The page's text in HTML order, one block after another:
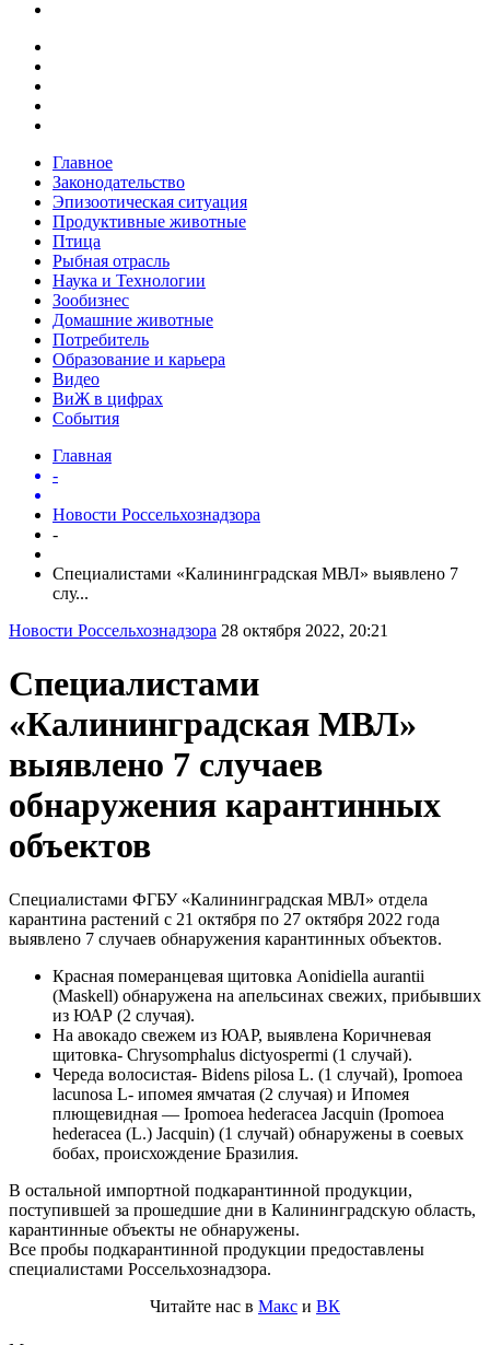
Главное
Законодательство
Эпизоотическая ситуация
Продуктивные животные
Птица
Рыбная отрасль
Наука и Технологии
Зообизнес
Домашние животные
Потребитель
Образование и карьера
Видео
ВиЖ в цифрах
События
Главная
-
Новости Россельхознадзора
-
Специалистами «Калининградская МВЛ» выявлено 7
слу...
Новости Россельхознадзора 28 октября 2022, 20:21
Специалистами
«Калининградская МВЛ»
выявлено 7 случаев
обнаружения карантинных
объектов
Специалистами ФГБУ «Калининградская МВЛ» отдела
карантина растений с 21 октября по 27 октября 2022 года
выявлено 7 случаев обнаружения карантинных объектов.
Красная померанцевая щитовка Aonidiella aurantii
(Maskell) обнаружена на апельсинах свежих, прибывших
из ЮАР (2 случая).
На авокадо свежем из ЮАР, выявлена Коричневая
щитовка- Chrysomphalus dictyospermi (1 случай).
Череда волосистая- Bidens pilosa L. (1 случай), Ipomoea
lacunosa L- ипомея ямчатая (2 случая) и Ипомея
плющевидная — Ipomoea hederacea Jacquin (Ipomoea
hederacea (L.) Jacquin) (1 случай) обнаружены в соевых
бобах, происхождение Бразилия.
В остальной импортной подкарантинной продукции,
поступившей за прошедшие дни в Калининградскую область,
карантинные объекты не обнаружены.
Все пробы подкарантинной продукции предоставлены
специалистами Россельхознадзора.
Читайте нас в Макс и ВК